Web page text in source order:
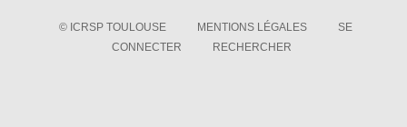
© ICRSP TOULOUSE MENTIONS LÉGALES
SE
CONNECTER
RECHERCHER